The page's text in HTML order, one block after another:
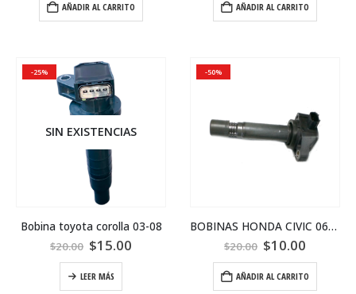
AÑADIR AL CARRITO AÑADIR AL CARRITO
-25%
SIN EXISTENCIAS
Bobina toyota corolla 03-08
$20.00 $15.00
LEER MÁS
-50%
BOBINAS HONDA CIVIC 06-11
$20.00 $10.00
AÑADIR AL CARRITO